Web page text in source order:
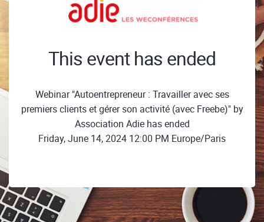
This event has ended
Webinar "Autoentrepreneur : Travailler avec ses
premiers clients et gérer son activité (avec Freebe)" by
Association Adie has ended
Friday, June 14, 2024 12:00 PM Europe/Paris